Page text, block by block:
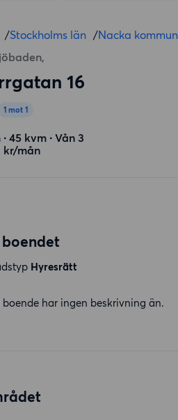
/Stockholms län /Nacka kommun
16
1 mot 1
∙ 45 kvm ∙ Vån 3
kr/mån
Hyresrätt
boende har ingen beskrivning än.